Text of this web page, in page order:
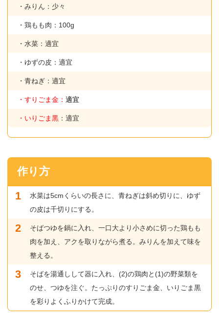
・みりん：少々
・鶏もも肉：100g
・水菜：適宜
・ゆずの皮：適宜
・青ねぎ：適宜
・すりごま金： 適宜
・いりごま黒 ：適宜
作り方
水菜は5cmくらいの長さに、青ねぎは斜め切りに、ゆず
の皮は千切りにする。
そばつゆを鍋に入れ、一口大より小さめに切った鶏もも
肉を加え、アクを取りながら煮る。みりんを加えて味を
整える。
そばを湯通しして器に入れ、(2)の鶏肉と(1)の野菜類を
のせ、つゆを注ぐ。たっぷりのすりごま金、いりごま黒
を彩りよくふりかけて完成。